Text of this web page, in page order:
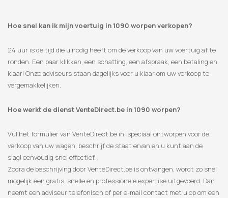
Hoe snel kan ik mijn voertuig in 1090 worpen verkopen?
24 uur is de tijd die u nodig heeft om de verkoop van uw voertuig af te
ronden. Een paar klikken, een schatting, een afspraak, een betaling en
klaar! Onze adviseurs staan ​​dagelijks voor u klaar om uw verkoop te
vergemakkelijken.
Hoe werkt de dienst VenteDirect.be in 1090 worpen?
Vul het formulier van VenteDirect.be in, speciaal ontworpen voor de
verkoop van uw wagen, beschrijf de staat ervan en u kunt aan de
slag! eenvoudig snel effectief.
Zodra de beschrijving door VenteDirect.be is ontvangen, wordt zo snel
mogelijk een gratis, snelle en professionele expertise uitgevoerd. Dan
neemt een adviseur telefonisch of per e-mail contact met u op om een